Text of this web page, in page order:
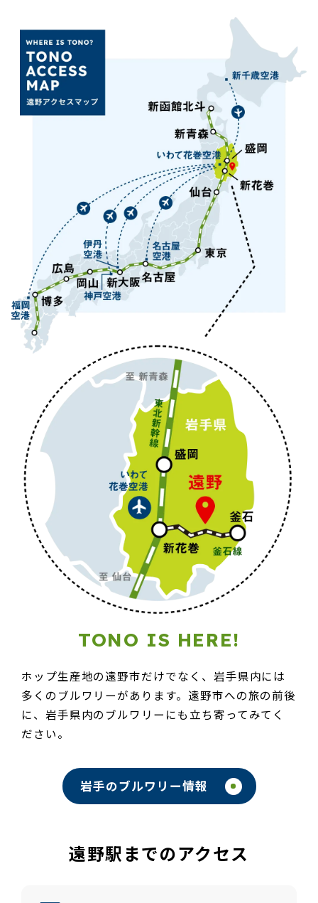
TONO IS HERE!
ホップ生産地の遠野市だけでなく、岩手県内には
多くのブルワリーがあります。遠野市への旅の前後
に、岩手県内のブルワリーにも立ち寄ってみてく
ださい。
岩手のブルワリー情報
遠野駅までのアクセス